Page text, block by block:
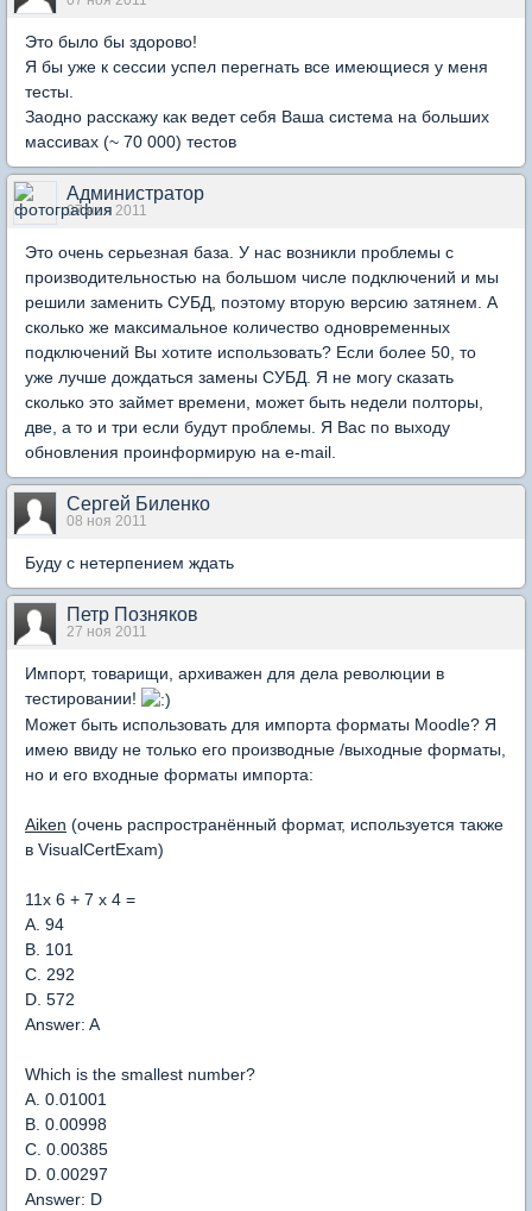
Это было бы здорово!
Я бы уже к сессии успел перегнать все имеющиеся у меня
тесты.
Заодно расскажу как ведет себя Ваша система на больших
массивах (~ 70 000) тестов
Администратор
07 ноя 2011
Это очень серьезная база. У нас возникли проблемы с
производительностью на большом числе подключений и мы
решили заменить СУБД, поэтому вторую версию затянем. А
сколько же максимальное количество одновременных
подключений Вы хотите использовать? Если более 50, то
уже лучше дождаться замены СУБД. Я не могу сказать
сколько это займет времени, может быть недели полторы,
две, а то и три если будут проблемы. Я Вас по выходу
обновления проинформирую на e-mail.
Сергей Биленко
08 ноя 2011
Буду с нетерпением ждать
Петр Позняков
27 ноя 2011
Импорт, товарищи, архиважен для дела революции в
тестировании!
Может быть использовать для импорта форматы Moodle? Я
имею ввиду не только его производные /выходные форматы,
но и его входные форматы импорта:
Aiken (очень распространённый формат, используется также
в VisualCertExam)
11x 6 + 7 x 4 =
A. 94
B. 101
C. 292
D. 572
Answer: A
Which is the smallest number?
A. 0.01001
B. 0.00998
C. 0.00385
D. 0.00297
Answer: D